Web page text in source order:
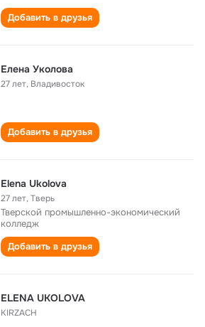
Добавить в друзья
Елена Уколова
27 лет, Владивосток
Добавить в друзья
Elena Ukolova
27 лет,Тверь
Тверской промышленно-экономический
колледж
Добавить в друзья
ELENA UKOLOVA
KIRZACH